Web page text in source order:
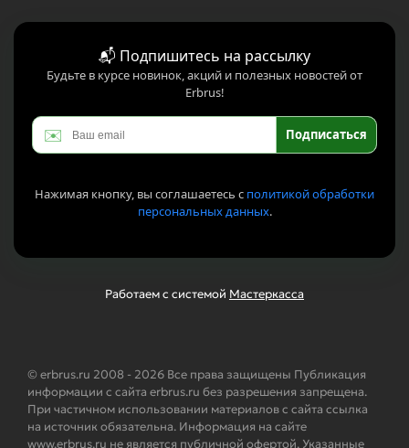
📬 Подпишитесь на рассылку
Будьте в курсе новинок, акций и полезных новостей от
Erbrus!
✉️ Подписаться
Нажимая кнопку, вы соглашаетесь с политикой обработки
персональных данных.
Работаем с системой Мастеркасса
© erbrus.ru 2008 - 2026 Все права защищены Публикация
информации с сайта erbrus.ru без разрешения запрещена.
При частичном использовании материалов с сайта ссылка
на источник обязательна. Информация на сайте
www.erbrus.ru не является публичной офертой. Указанные